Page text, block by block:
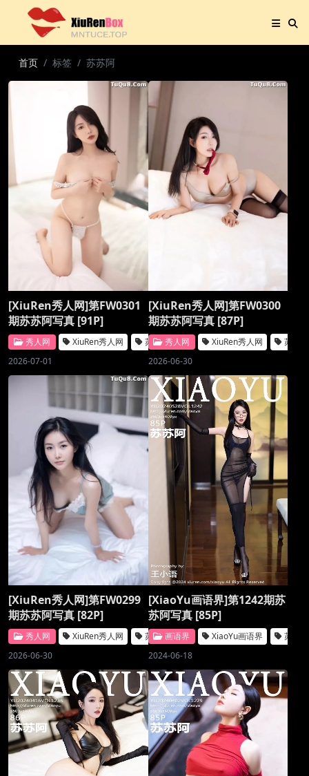
首页 标签 苏苏阿
[XiuRen秀人网]第FW0301
期苏苏阿写真 [91P]
秀人网 XiuRen秀人网
苏苏阿
2026-07-01
[XiuRen秀人网]第FW0300
期苏苏阿写真 [87P]
秀人网 XiuRen秀人网
苏苏阿
2026-06-30
[XiuRen秀人网]第FW0299
期苏苏阿写真 [82P]
秀人网 XiuRen秀人网
苏苏阿
2026-06-30
[XiaoYu画语界]第1242期苏
苏阿写真 [85P]
画语界 XiaoYu画语界
苏苏阿
2024-06-18